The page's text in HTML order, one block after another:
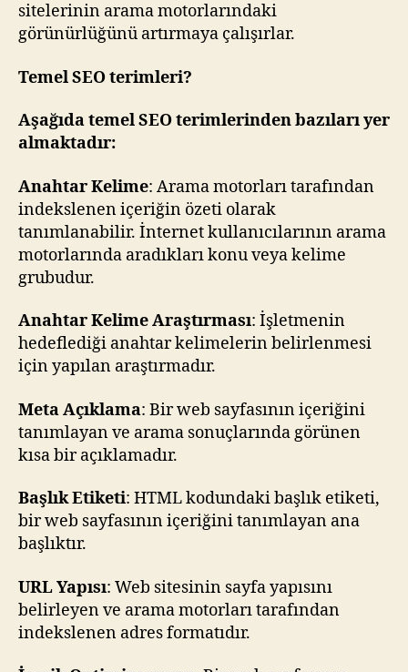
sitelerinin arama motorlarındaki
görünürlüğünü artırmaya çalışırlar.
Temel SEO terimleri?
Aşağıda temel SEO terimlerinden bazıları yer
almaktadır:
Anahtar Kelime: Arama motorları tarafından
indekslenen içeriğin özeti olarak
tanımlanabilir. İnternet kullanıcılarının arama
motorlarında aradıkları konu veya kelime
grubudur.
Anahtar Kelime Araştırması: İşletmenin
hedeflediği anahtar kelimelerin belirlenmesi
için yapılan araştırmadır.
Meta Açıklama: Bir web sayfasının içeriğini
tanımlayan ve arama sonuçlarında görünen
kısa bir açıklamadır.
Başlık Etiketi: HTML kodundaki başlık etiketi,
bir web sayfasının içeriğini tanımlayan ana
başlıktır.
URL Yapısı: Web sitesinin sayfa yapısını
belirleyen ve arama motorları tarafından
indekslenen adres formatıdır.